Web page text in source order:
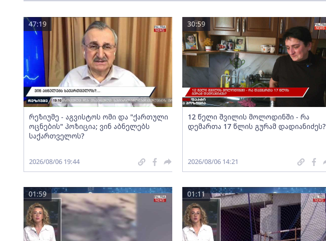
რეზიუმე - აგვისტოს ომი და "ქართული
ოცნების" პოზიცია; ვინ აბნელებს
საქართველოს?
47:19
2026/08/06 19:44
12 წელი შვილის მოლოდინში - რა
დემართა 17 წლის გურამ დადიანიძეს?
30:59
2026/08/06 14:21
01:59 01:11